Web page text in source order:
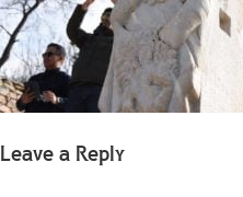
Leave a Reply